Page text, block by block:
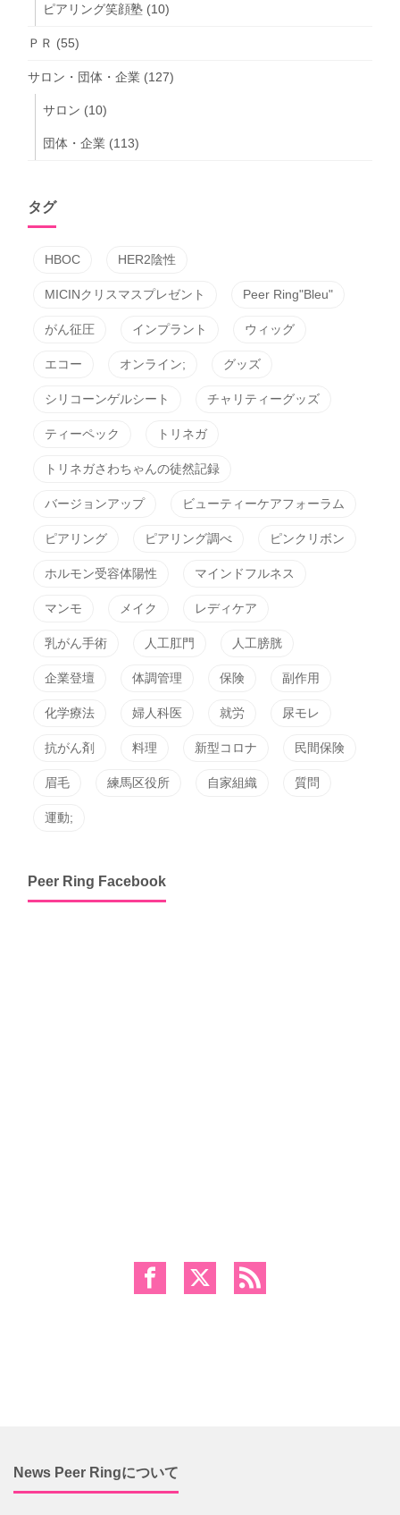
ピアリング笑顔塾 (10)
ＰＲ (55)
サロン・団体・企業 (127)
サロン (10)
団体・企業 (113)
タグ
HBOC HER2陰性
MICINクリスマスプレゼント Peer Ring"Bleu"
がん征圧 インプラント ウィッグ
エコー オンライン; グッズ
シリコーンゲルシート チャリティーグッズ
ティーペック トリネガ
トリネガさわちゃんの徒然記録
バージョンアップ ビューティーケアフォーラム
ピアリング ピアリング調べ ピンクリボン
ホルモン受容体陽性 マインドフルネス
マンモ メイク レディケア
乳がん手術 人工肛門 人工膀胱
企業登壇 体調管理 保険 副作用
化学療法 婦人科医 就労 尿モレ
抗がん剤 料理 新型コロナ 民間保険
眉毛 練馬区役所 自家組織 質問
運動;
Peer Ring Facebook
News Peer Ringについて